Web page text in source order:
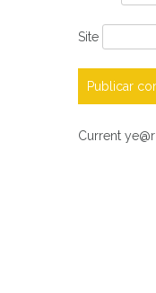
Site
Current ye@r